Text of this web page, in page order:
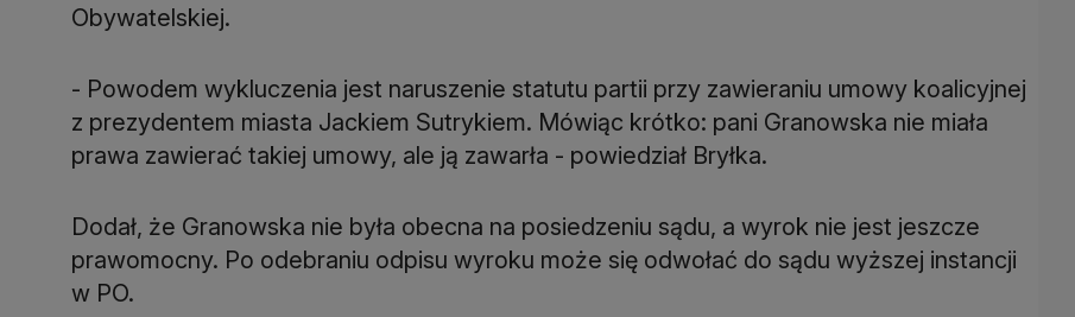
Obywatelskiej.
- Powodem wykluczenia jest naruszenie statutu partii przy zawieraniu umowy koalicyjnej
z prezydentem miasta Jackiem Sutrykiem. Mówiąc krótko: pani Granowska nie miała
prawa zawierać takiej umowy, ale ją zawarła - powiedział Bryłka.
Dodał, że Granowska nie była obecna na posiedzeniu sądu, a wyrok nie jest jeszcze
prawomocny. Po odebraniu odpisu wyroku może się odwołać do sądu wyższej instancji
w PO.